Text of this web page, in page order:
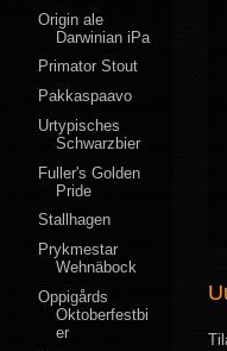
Origin ale
Darwinian iPa
Primator Stout
Pakkaspaavo
Urtypisches
Schwarzbier
Fuller's Golden
Pride
Stallhagen
Prykmestar
Wehnäbock
Oppigårds
Oktoberfestbi
er